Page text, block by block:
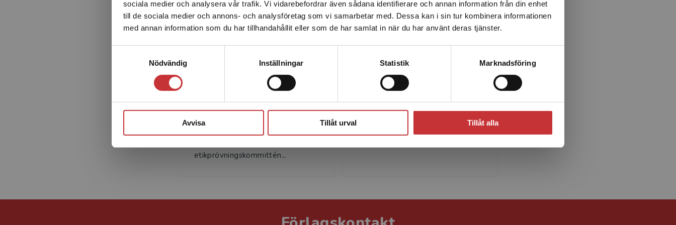
sociala medier och analysera vår trafik. Vi vidarebefordrar även sådana identifierare och annan information från din enhet
till de sociala medier och annons- och analysföretag som vi samarbetar med. Dessa kan i sin tur kombinera informationen
med annan information som du har tillhandahållit eller som de har samlat in när du har använt deras tjänster.
Nödvändig
Inställningar Statistik Marknadsföring
Avvisa Tillåt urval Tillåt alla
enhet utanför Sverige. Vi erbjuder inte leveranser utanför
Sverige. För att kunna slutföra ett köp måste
leveransadressen vara i Sverige.Läs mer
Niclas Månsson
lärarutbildningen, Södertörns
etikprövningskommittén...
Lena Johansson Westholm
Akademin för ekonomi, samhälle